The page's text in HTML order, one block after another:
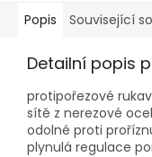
Popis Související
Detailní popis
protipořezové
sítě z nerezové
odolné proti
plynulá regulace